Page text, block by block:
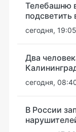
Телебашню
подсветить
сегодня, 19:05
Два
сегодня,
В России